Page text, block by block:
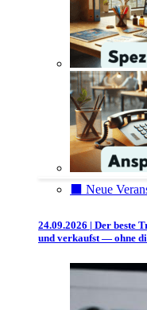
⬛️ Neue
24.09.2026 | Der beste
und verkaufst — ohne